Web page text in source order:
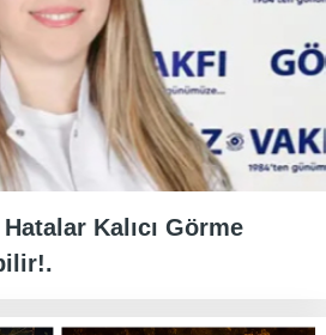
Hatalar Kalıcı Görme